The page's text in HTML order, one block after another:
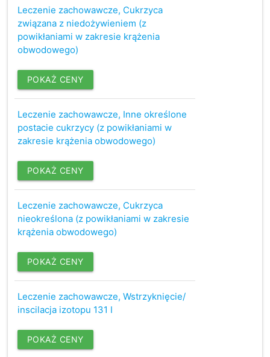
Leczenie zachowawcze, Cukrzyca
związana z niedożywieniem (z
powikłaniami w zakresie krążenia
obwodowego)
POKAŻ CENY
Leczenie zachowawcze, Inne określone
postacie cukrzycy (z powikłaniami w
zakresie krążenia obwodowego)
POKAŻ CENY
Leczenie zachowawcze, Cukrzyca
nieokreślona (z powikłaniami w zakresie
krążenia obwodowego)
POKAŻ CENY
Leczenie zachowawcze, Wstrzyknięcie/
inscilacja izotopu 131 I
POKAŻ CENY